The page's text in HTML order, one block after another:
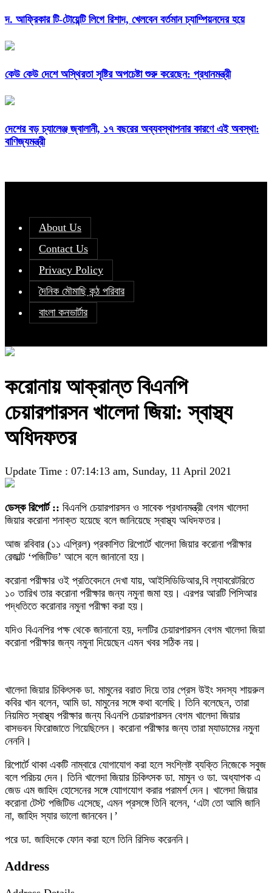
দ. আফ্রিকার টি-টোয়েন্টি লিগে রিশাদ, খেলবেন বর্তমান চ্যাম্পিয়নদের হয়ে
কেউ কেউ দেশে অস্থিরতা সৃষ্টির অপচেষ্টা শুরু করেছেন: প্রধানমন্ত্রী
দেশের বড় চ্যালেঞ্জ জ্বালানী, ১৭ বছরের অব্যবস্থাপনার কারণে এই অবস্থা:
বাণিজ্যমন্ত্রী
About Us
Contact Us
Privacy Policy
দৈনিক মৌমাছি কন্ঠ পরিবার
বাংলা কনভার্টার
করোনায় আক্রান্ত বিএনপি
চেয়ারপারসন খালেদা জিয়া: স্বাস্থ্য
অধিদফতর
Update Time : 07:14:13 am, Sunday, 11 April 2021
ডেস্ক রিপোর্ট :: বিএনপি চেয়ারপারসন ও সাবেক প্রধানমন্ত্রী বেগম খালেদা
জিয়ার করোনা শনাক্ত হয়েছে বলে জানিয়েছে স্বাস্থ্য অধিদফতর।
আজ রবিবার (১১ এপ্রিল) প্রকাশিত রিপোর্টে খালেদা জিয়ার করোনা পরীক্ষার
রেজাল্ট ‘পজিটিভ’ আসে বলে জানানো হয়।
করোনা পরীক্ষার ওই প্রতিবেদনে দেখা যায়, আইসিডিডিআর,বি ল্যাবরেটরিতে
১০ তারিখ তার করোনা পরীক্ষার জন্য নমুনা জমা হয়। এরপর আরটি পিসিআর
পদ্ধতিতে করোনার নমুনা পরীক্ষা করা হয়।
যদিও বিএনপির পক্ষ থেকে জানানো হয়, দলটির চেয়ারপারসন বেগম খালেদা জিয়া
করোনা পরীক্ষার জন্য নমুনা দিয়েছেন এমন খবর সঠিক নয়।
খালেদা জিয়ার চিকিৎসক ডা. মামুনের বরাত দিয়ে তার প্রেস উইং সদস্য শায়রুল
কবির খান বলেন, আমি ডা. মামুনের সঙ্গে কথা বলেছি। তিনি বলেছেন, তারা
নিয়মিত স্বাস্থ্য পরীক্ষার জন্য বিএনপি চেয়ারপারসন বেগম খালেদা জিয়ার
বাসভবন ফিরোজাতে গিয়েছিলেন। করোনা পরীক্ষার জন্য তারা ম্যাডামের নমুনা
নেননি।
রিপোর্টে থাকা একটি নাম্বারে যোগাযোগ করা হলে সংশ্লিষ্ট ব্যক্তি নিজেকে সবুজ
বলে পরিচয় দেন। তিনি খালেদা জিয়ার চিকিৎসক ডা. মামুন ও ডা. অধ্যাপক এ
জেড এম জাহিদ হোসেনের সঙ্গে যোাগযোগ করার পরামর্শ দেন। খালেদা জিয়ার
করোনা টেস্ট পজিটিভ এসেছে, এমন প্রসঙ্গে তিনি বলেন, ‘এটা তো আমি জানি
না, জাহিদ স্যার ভালো জানবেন।’
পরে ডা. জাহিদকে ফোন করা হলে তিনি রিসিভ করেননি।
Address